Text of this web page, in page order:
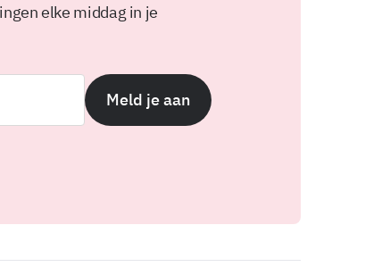
elke middag in je
Meld je aan